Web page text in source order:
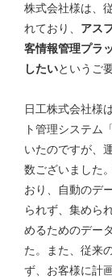
株式会社様は、
れており、 アス
客情報管理プラ
したいというご
日工株式会社様
ト管理システム
いたのですが、
数ございました
おり、自動のデ
られず、集めら
めるためのデー
た。また、従来
ず、お客様に計